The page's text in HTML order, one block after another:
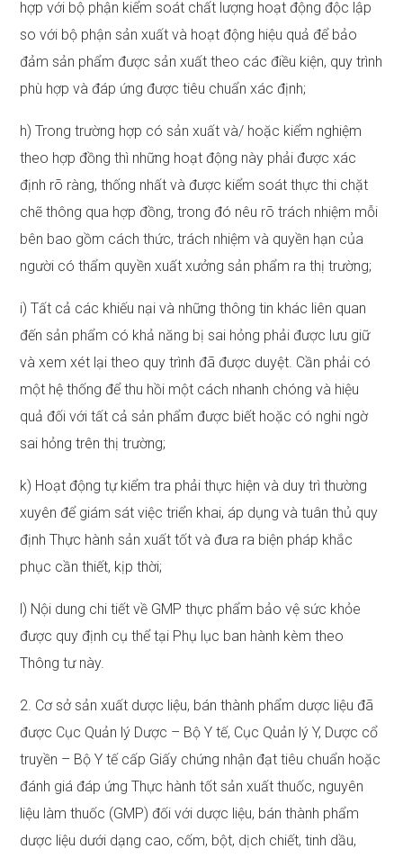
hợp với bộ phận kiểm soát chất lượng hoạt động độc lập
so với bộ phận sản xuất và hoạt động hiệu quả để bảo
đảm sản phẩm được sản xuất theo các điều kiện, quy trình
phù hợp và đáp ứng được tiêu chuẩn xác định;
h) Trong trường hợp có sản xuất và/ hoặc kiểm nghiệm
theo hợp đồng thì những hoạt động này phải được xác
định rõ ràng, thống nhất và được kiểm soát thực thi chặt
chẽ thông qua hợp đồng, trong đó nêu rõ trách nhiệm mỗi
bên bao gồm cách thức, trách nhiệm và quyền hạn của
người có thẩm quyền xuất xưởng sản phẩm ra thị trường;
i) Tất cả các khiếu nại và những thông tin khác liên quan
đến sản phẩm có khả năng bị sai hỏng phải được lưu giữ
và xem xét lại theo quy trình đã được duyệt. Cần phải có
một hệ thống để thu hồi một cách nhanh chóng và hiệu
quả đối với tất cả sản phẩm được biết hoặc có nghi ngờ
sai hỏng trên thị trường;
k) Hoạt động tự kiểm tra phải thực hiện và duy trì thường
xuyên để giám sát việc triển khai, áp dụng và tuân thủ quy
định Thực hành sản xuất tốt và đưa ra biện pháp khắc
phục cần thiết, kịp thời;
l) Nội dung chi tiết về GMP thực phẩm bảo vệ sức khỏe
được quy định cụ thể tại Phụ lục ban hành kèm theo
Thông tư này.
2. Cơ sở sản xuất dược liệu, bán thành phẩm dược liệu đã
được Cục Quản lý Dược – Bộ Y tế, Cục Quản lý Y, Dược cổ
truyền – Bộ Y tế cấp Giấy chứng nhận đạt tiêu chuẩn hoặc
đánh giá đáp ứng Thực hành tốt sản xuất thuốc, nguyên
liệu làm thuốc (GMP) đối với dược liệu, bán thành phẩm
dược liệu dưới dạng cao, cốm, bột, dịch chiết, tinh dầu,